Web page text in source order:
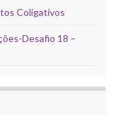
Coligativos
Desafio 18 –